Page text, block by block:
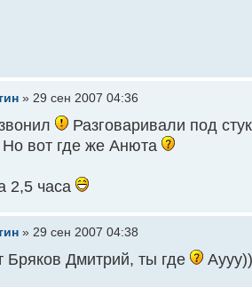
» 29 сен 2007 04:36
Разговаривали под
Но вот где же Анюта
2,5 часа
» 29 сен 2007 04:38
Бряков Дмитрий, ты где